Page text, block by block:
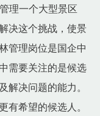
理一个大型景区
决这个挑战，使景
管理岗位是国企中
需要关注的是候选
解决问题的能力。
有希望的候选人。